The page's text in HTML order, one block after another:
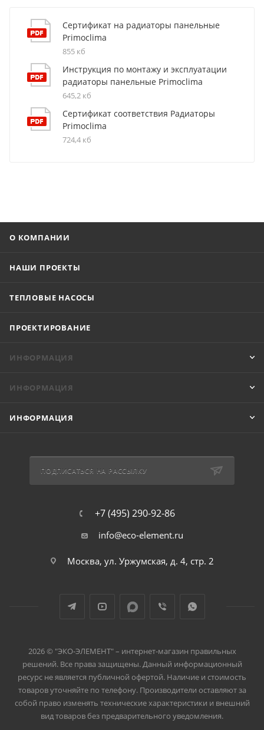
Сертификат на радиаторы панельные
Primoclima
855 кб
Инструкция по монтажу и эксплуатации
радиаторы панельные Primoclima
645,2 кб
Сертификат соответствия Радиаторы
Primoclima
724,4 кб
О КОМПАНИИ
НАШИ ПРОЕКТЫ
ТЕПЛОВЫЕ НАСОСЫ
ПРОЕКТИРОВАНИЕ
ИНФОРМАЦИЯ
ИНФОРМАЦИЯ
ИНФОРМАЦИЯ
ПОДПИСАТЬСЯ НА РАССЫЛКУ
+7 (495) 290-92-86
info@eco-element.ru
Москва, ул. Уржумская, д. 4, стр. 2
2026 © "ЭКО-ЭЛЕМЕНТ" – интернет-магазин правильных
решений. Все права защищены. Данный информационный
ресурс не является публичной офертой. Наличие и стоимость
товаров уточняйте по телефону. Производители оставляют за
собой право изменять технические характеристики и внешний
вид товаров без предварительного уведомления.